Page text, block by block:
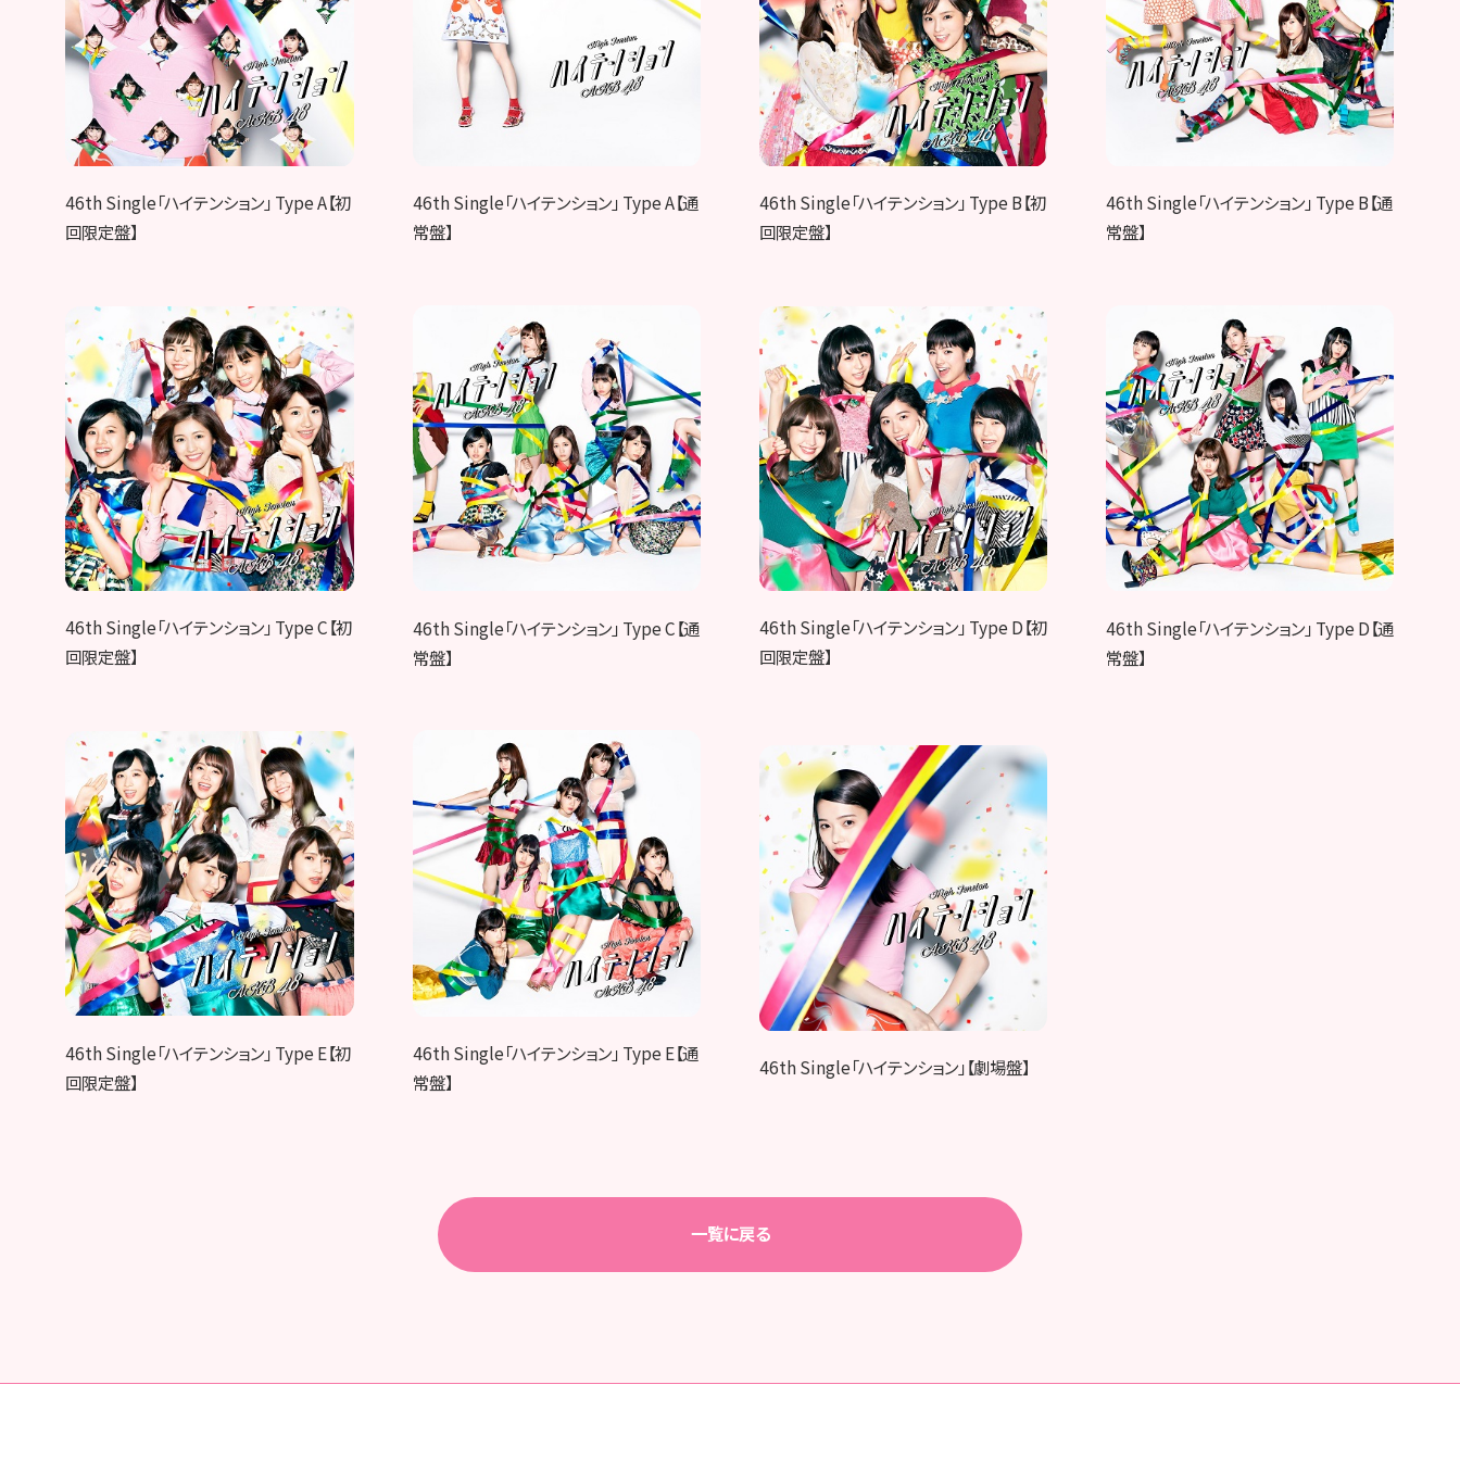
46th Single「ハイテンション」 Type A【初
回限定盤】
46th Single「ハイテンション」 Type A【通
常盤】
46th Single「ハイテンション」 Type B【初
回限定盤】
46th Single「ハイテンション」 Type B【通
常盤】
46th Single「ハイテンション」 Type C【初
回限定盤】
46th Single「ハイテンション」 Type C【通
常盤】
46th Single「ハイテンション」 Type D【初
回限定盤】
46th Single「ハイテンション」 Type D【通
常盤】
46th Single「ハイテンション」 Type E【初
回限定盤】
46th Single「ハイテンション」 Type E【通
常盤】
46th Single「ハイテンション」【劇場盤】
一覧に戻る